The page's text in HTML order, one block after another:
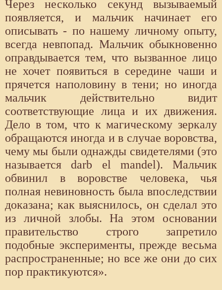
Через несколько секунд вызываемый
появляется, и мальчик начинает его
описывать - по нашему личному опыту,
всегда невпопад. Мальчик обыкновенно
оправдывается тем, что вызванное лицо
не хочет появиться в середине чаши и
прячется наполовину в тени; но иногда
мальчик действительно видит
соответствующие лица и их движения.
Дело в том, что к магическому зеркалу
обращаются иногда и в случае воровства,
чему мы были однажды свидетелями (это
называется darb el mandel). Мальчик
обвинил в воровстве человека, чья
полная невиновность была впоследствии
доказана; как выяснилось, он сделал это
из личной злобы. На этом основании
правительство строго запретило
подобные эксперименты, прежде весьма
распространенные; но все же они до сих
пор практикуются».